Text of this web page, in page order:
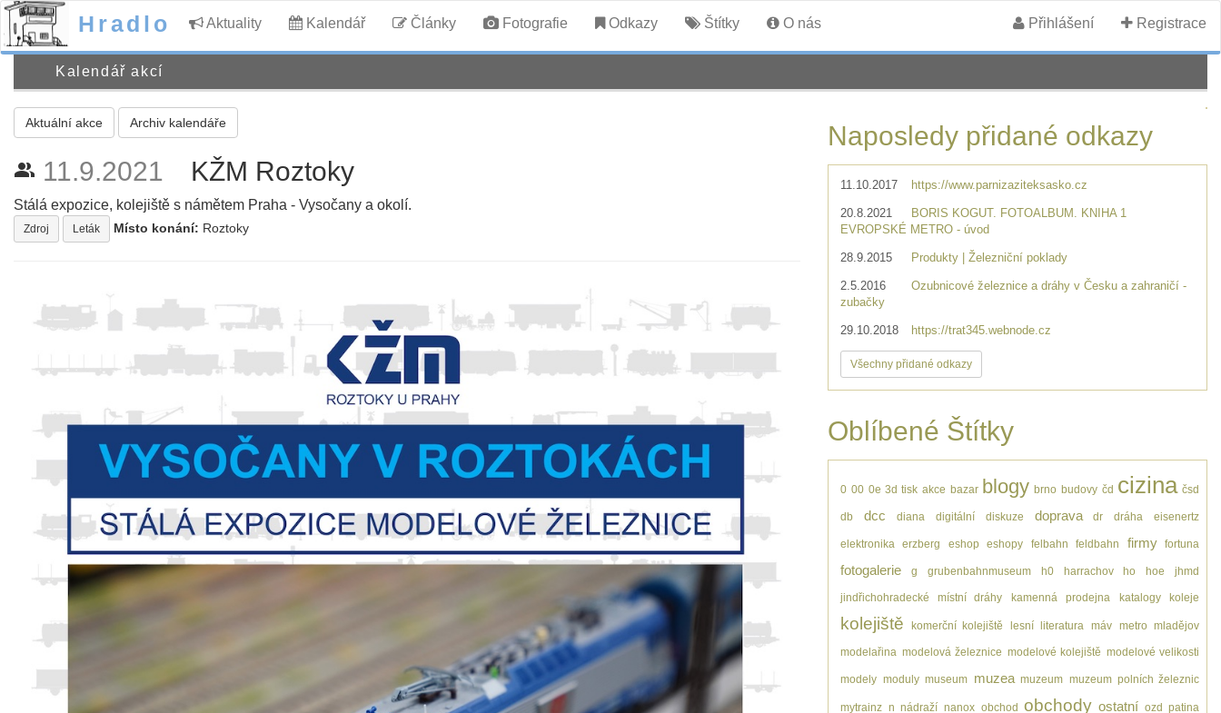
Hradlo Aktuality Kalendář Články Fotografie Odkazy Štítky O nás Přihlášení Registrace
Kalendář akcí
Aktuální akce Archiv kalendáře
people_alt 11.9.2021 KŽM Roztoky
Stálá expozice, kolejiště s námětem Praha - Vysočany a okolí.
Zdroj Leták Místo konání: Roztoky
Naposledy přidané odkazy
11.10.2017 https://www.parnizaziteksasko.cz
20.8.2021
BORIS KOGUT. FOTOALBUM. KNIHA 1
EVROPSKÉ METRO - úvod
28.9.2015 Produkty | Železniční poklady
2.5.2016
Ozubnicové železnice a dráhy v Česku a zahraničí -
zubačky
29.10.2018 https://trat345.webnode.cz
Všechny přidané odkazy
Oblíbené Štítky
0 00 0e 3d tisk akce bazar blogy brno budovy čd cizina čsd
db dcc diana digitální diskuze doprava dr dráha eisenertz
elektronika erzberg eshop eshopy felbahn feldbahn firmy fortuna
fotogalerie g grubenbahnmuseum h0 harrachov ho hoe jhmd
jindřichohradecké místní dráhy kamenná prodejna katalogy koleje
kolejiště komerční kolejiště lesní literatura máv metro mladějov
modelařina modelová železnice modelové kolejiště modelové velikosti
modely moduly museum muzea muzeum muzeum polních železnic
mytrainz n nádraží nanox obchod obchody ostatní ozd patina